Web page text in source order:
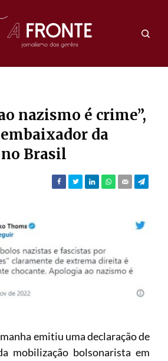
nazismo é crime”,
da
Brasil
emitiu uma declaração de
mobilização bolsonarista em